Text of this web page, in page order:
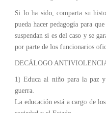
Si lo ha sido, comparta su
pueda hacer pedagogía para
suspendan si es del caso y se
por parte de los funcionarios
DECÁLOGO
1) Educa al niño para la paz y
guerra.
La educación está a cargo de